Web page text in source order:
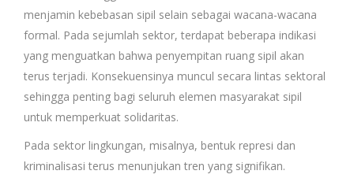
menjamin kebebasan sipil selain sebagai wacana-wacana
formal. Pada sejumlah sektor, terdapat beberapa indikasi
yang menguatkan bahwa penyempitan ruang sipil akan
terus terjadi. Konsekuensinya muncul secara lintas sektoral
sehingga penting bagi seluruh elemen masyarakat sipil
untuk memperkuat solidaritas.
Pada sektor lingkungan, misalnya, bentuk represi dan
kriminalisasi terus menunjukan tren yang signifikan.